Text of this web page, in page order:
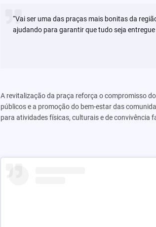
“Vai ser uma das praças mais bonitas da
ajudando para garantir que tudo seja
A revitalização da praça reforça o compromisso
públicos e a promoção do bem-estar das
para atividades físicas, culturais e de convivência